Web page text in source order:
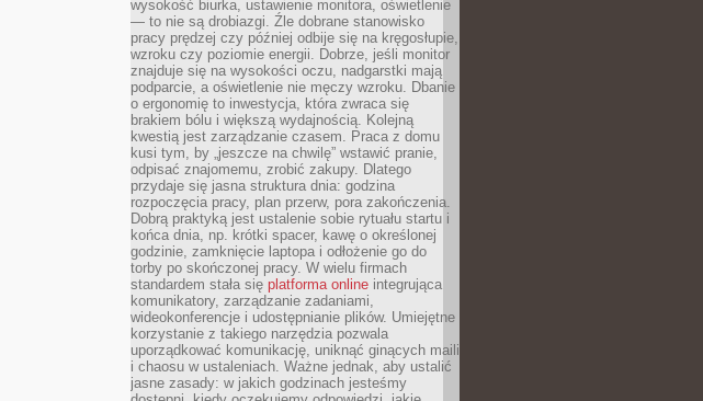
wysokość biurka, ustawienie monitora, oświetlenie
— to nie są drobiazgi. Źle dobrane stanowisko
pracy prędzej czy później odbije się na kręgosłupie,
wzroku czy poziomie energii. Dobrze, jeśli monitor
znajduje się na wysokości oczu, nadgarstki mają
podparcie, a oświetlenie nie męczy wzroku. Dbanie
o ergonomię to inwestycja, która zwraca się
brakiem bólu i większą wydajnością. Kolejną
kwestią jest zarządzanie czasem. Praca z domu
kusi tym, by „jeszcze na chwilę” wstawić pranie,
odpisać znajomemu, zrobić zakupy. Dlatego
przydaje się jasna struktura dnia: godzina
rozpoczęcia pracy, plan przerw, pora zakończenia.
Dobrą praktyką jest ustalenie sobie rytuału startu i
końca dnia, np. krótki spacer, kawę o określonej
godzinie, zamknięcie laptopa i odłożenie go do
torby po skończonej pracy. W wielu firmach
standardem stała się platforma online integrująca
komunikatory, zarządzanie zadaniami,
wideokonferencje i udostępnianie plików. Umiejętne
korzystanie z takiego narzędzia pozwala
uporządkować komunikację, uniknąć ginących maili
i chaosu w ustaleniach. Ważne jednak, aby ustalić
jasne zasady: w jakich godzinach jesteśmy